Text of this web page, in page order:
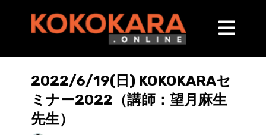
2022/6/19(日) KOKOKARAセ
ミナー2022（講師：望月麻生
先生）